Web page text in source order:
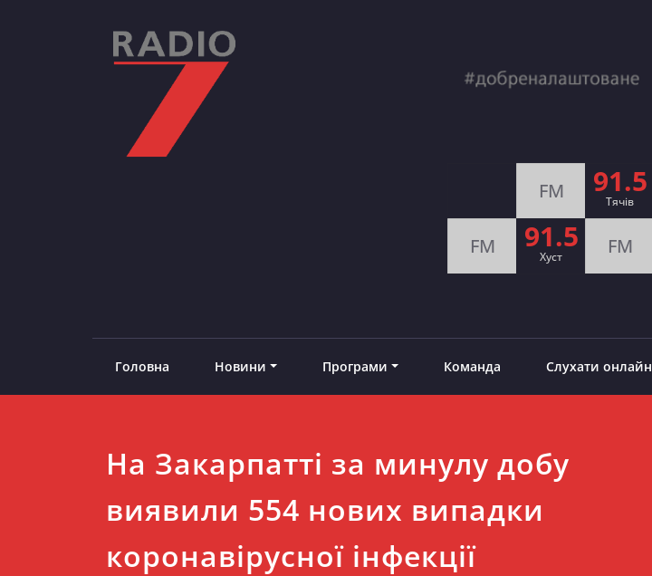
FM 91.5
Тячів
FM 91.5
Хуст FM
Головна Новини Програми Команда Слухати онлайн
На Закарпатті за минулу добу
виявили 554 нових випадки
коронавірусної інфекції